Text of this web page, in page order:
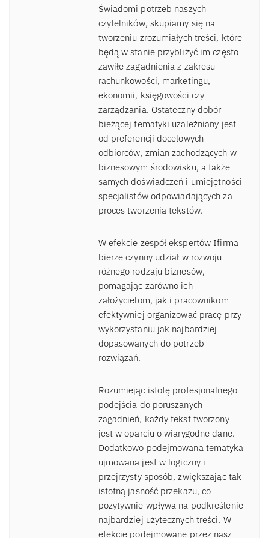
Świadomi potrzeb naszych
czytelników, skupiamy się na
tworzeniu zrozumiałych treści, które
będą w stanie przybliżyć im często
zawiłe zagadnienia z zakresu
rachunkowości, marketingu,
ekonomii, księgowości czy
zarządzania. Ostateczny dobór
bieżącej tematyki uzależniany jest
od preferencji docelowych
odbiorców, zmian zachodzących w
biznesowym środowisku, a także
samych doświadczeń i umiejętności
specjalistów odpowiadających za
proces tworzenia tekstów.
W efekcie zespół ekspertów Ifirma
bierze czynny udział w rozwoju
różnego rodzaju biznesów,
pomagając zarówno ich
założycielom, jak i pracownikom
efektywniej organizować pracę przy
wykorzystaniu jak najbardziej
dopasowanych do potrzeb
rozwiązań.
Rozumiejąc istotę profesjonalnego
podejścia do poruszanych
zagadnień, każdy tekst tworzony
jest w oparciu o wiarygodne dane.
Dodatkowo podejmowana tematyka
ujmowana jest w logiczny i
przejrzysty sposób, zwiększając tak
istotną jasność przekazu, co
pozytywnie wpływa na podkreślenie
najbardziej użytecznych treści. W
efekcie podejmowane przez nasz